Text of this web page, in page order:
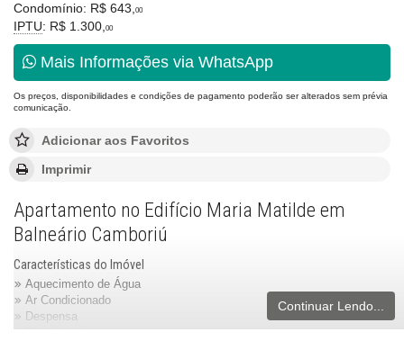
Condomínio: R$ 643, 00
IPTU: R$ 1.300, 00
Mais Informações via WhatsApp
Os preços, disponibilidades e condições de pagamento poderão ser alterados sem prévia
comunicação.
Adicionar aos Favoritos
Imprimir
Apartamento no Edifício Maria Matilde em
Balneário Camboriú
Características do Imóvel
Aquecimento de Água
Ar Condicionado
Despensa
Piso Porcelanato
Continuar Lendo...